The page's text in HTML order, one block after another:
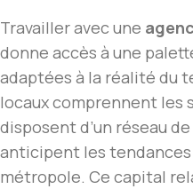
Travailler avec une
donne accès à une
adaptées à la réalité du
locaux comprennent les
disposent d’un réseau
anticipent les
métropole. Ce capital